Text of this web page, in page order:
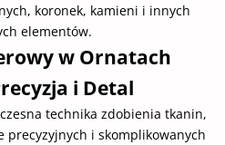
koronek, kamieni i innych
elementów.
w Ornatach
i Detal
technika zdobienia tkanin,
precyzyjnych i skomplikowanych